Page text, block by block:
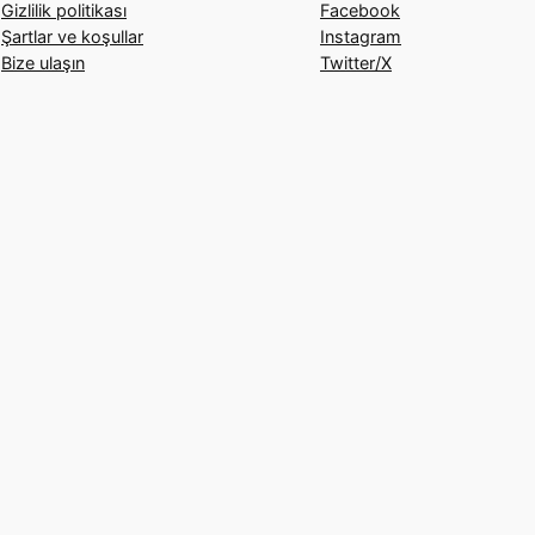
Gizlilik politikası
Şartlar ve koşullar
Bize ulaşın
Facebook
Instagram
Twitter/X